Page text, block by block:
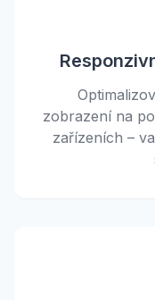
zobrazení na
zařízeních –